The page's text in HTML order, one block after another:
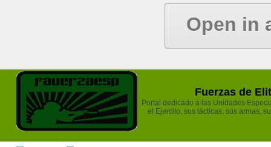
Open in
Fuerzas de
Portal dedicado a las Unidades
el Ejercito, sus tácticas, sus armas,